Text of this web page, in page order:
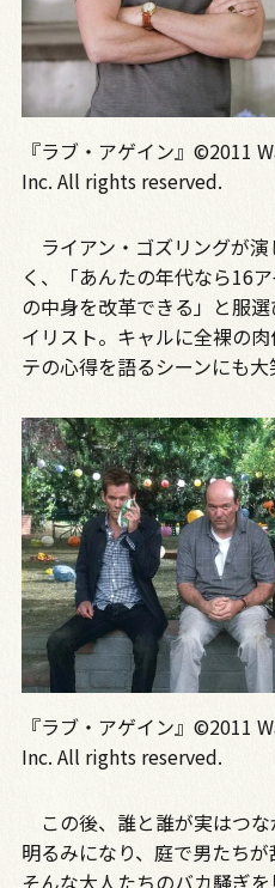
『ラブ・アゲイン』©2011
Inc. All rights reserved.
ライアン・ゴズリングが
く、「あんたの年代なら16
の中身を改革できる」と服
イリスト。キャルに全裸の
テの心得を語るシーンにも大
『ラブ・アゲイン』©2011
Inc. All rights reserved.
この後、誰と誰が実はつ
明るみになり、庭で男たちが
そんな大人たちのバカ騒ぎ